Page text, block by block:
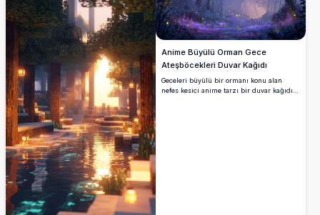
Anime Büyülü Orman Gece
Ateşböcekleri Duvar Kağıdı
Geceleri büyülü bir ormanı konu alan
nefes kesici anime tarzı bir duvar kağıdı.